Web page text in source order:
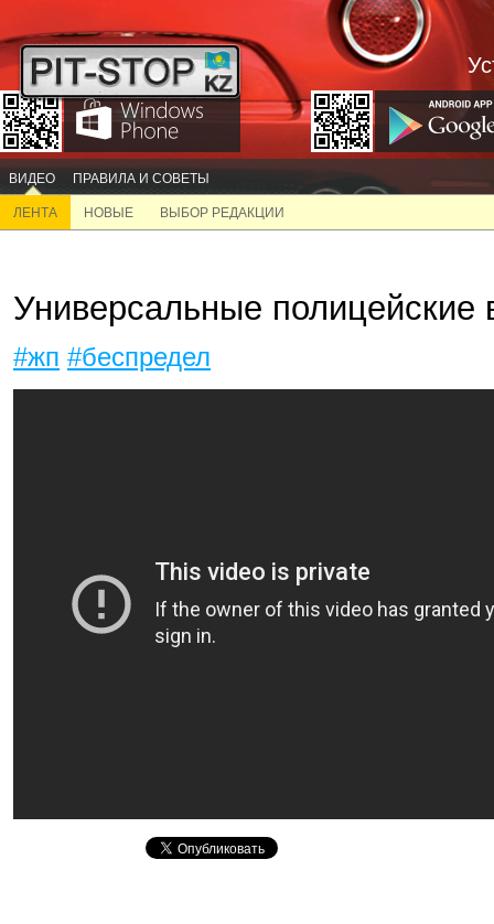
ВИДЕО ПРАВИЛА И СОВЕТЫ
ЛЕНТА НОВЫЕ ВЫБОР РЕДАКЦИИ
Универсальные полицейские
#жп #беспредел